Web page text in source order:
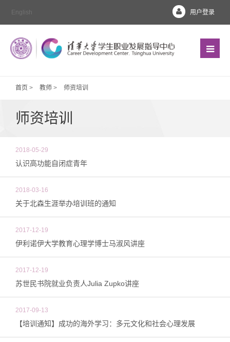
用户登录
English
首页 > 教师 > 师资培训
师资培训
2018-05-29
认识高功能自闭症青年
2018-03-16
关于北森生涯举办培训班的通知
2017-12-19
伊利诺伊大学教育心理学博士马淑风讲座
2017-12-19
苏世民书院就业负责人Julia Zupko讲座
2017-09-13
【培训通知】成功的海外学习：多元文化和社会心理发展